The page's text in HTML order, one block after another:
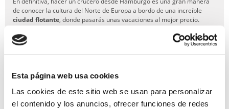
Esta página web usa cookies
Las cookies de este sitio web se usan para personalizar
el contenido y los anuncios, ofrecer funciones de redes
de conocer la cultura del Norte de Europa a bordo de una increíble
ciudad flotante, donde pasarás unas vacaciones al mejor precio.
Descubre los mejores itinerarios y ofertas para tu crucero desde
Hamburgo en
GARANTÍA DE PAGO